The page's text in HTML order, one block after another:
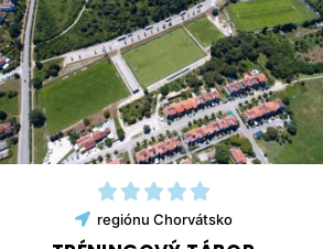
regiónu Chorvátsko